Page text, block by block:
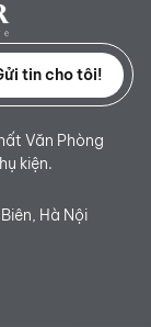
tin cho tôi!
Văn Phòng
kiện.
Hà Nội